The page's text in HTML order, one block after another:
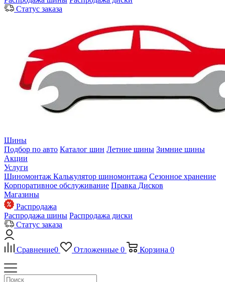
Статус заказа
Шины
Подбор по авто Каталог шин Летние шины Зимние шины
Акции
Услуги
Шиномонтаж Калькулятор шиномонтажа Сезонное хранение
Корпоративное обслуживание Правка Дисков
Магазины
Распродажа
Распродажа шины Распродажа диски
Статус заказа
Сравнение0 Отложенные 0 Корзина 0